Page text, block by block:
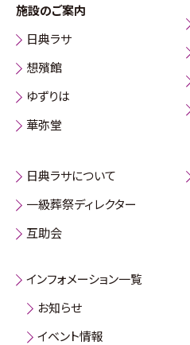
施設のご案内
日典ラサ
想殯館
ゆずりは
華弥堂
日典ラサについて
一級葬祭ディレクター
互助会
インフォメーション一覧
お知らせ
イベント情報